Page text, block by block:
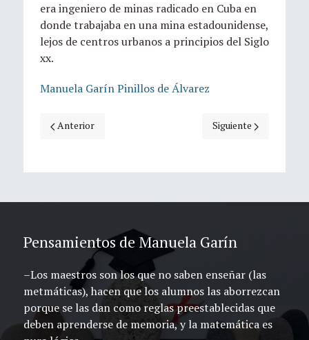
era ingeniero de minas radicado en Cuba en
donde trabajaba en una mina estadounidense,
lejos de centros urbanos a principios del Siglo
xx.
Manuela Garín Pinillos de Álvarez
Artículo anterior: Ecos del pasado : : : luces del presente.
Anterior Artículo siguiente:
Siguiente
Pensamientos de Manuela Garín
–Los maestros son los que no saben enseñar (las
metmáticas), hacen que los alumnos las aborrezcan
porque se las dan como reglas preestablecidas que
deben aprenderse de memoria, y la matemática es